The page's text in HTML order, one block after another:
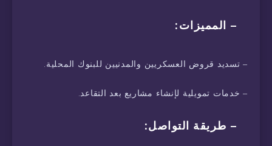
– المميزات:
– تسديد قروض العسكريين والمدنيين للبنوك المحلية.
– خدمات تمويلية لإنشاء مشاريع بعد التقاعد.
– طريقة التواصل: